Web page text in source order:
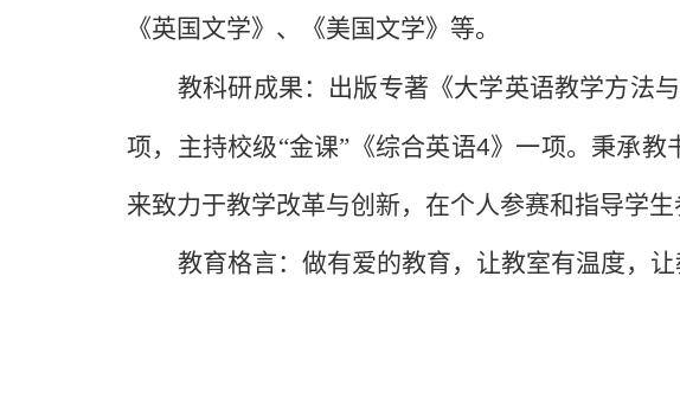
《英国文学》、《美国文学》等。
教科研成果：出版专著《大学英语教学方法
项，主持校级“金课”《综合英语4》一项。秉承教
来致力于教学改革与创新，在个人参赛和指导学生
教育格言：做有爱的教育，让教室有温度，让